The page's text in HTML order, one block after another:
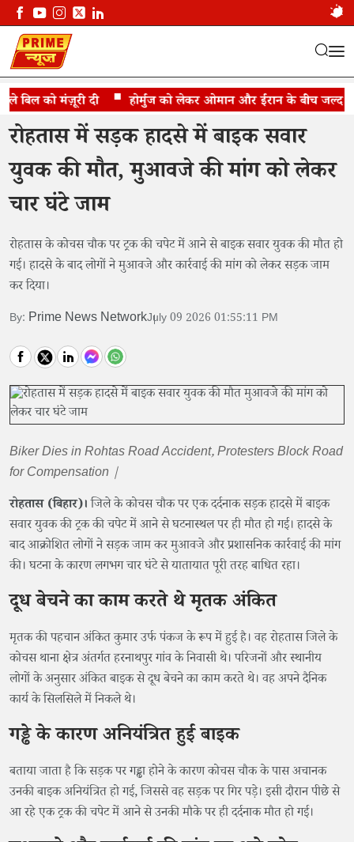
को मंज़ूरी दी होर्मुज को लेकर ओमान और ईरान के बीच जल्द
सड़क हादसे में बाइक सवार युवक की मौत
रोहतास में सड़क हादसे में बाइक सवार
युवक की मौत, मुआवजे की मांग को लेकर
चार घंटे जाम
रोहतास के कोचस चौक पर ट्रक की चपेट में आने से बाइक सवार युवक की मौत हो
गई। हादसे के बाद लोगों ने मुआवजे और कार्रवाई की मांग को लेकर सड़क जाम
कर दिया।
By: Prime News NetworkJuly 09 2026 01:55:11 PM
Biker Dies in Rohtas Road Accident, Protesters Block Road
for Compensation |
रोहतास (बिहार)।जिले के कोचस चौक पर एक दर्दनाक सड़क हादसे में बाइक
सवार युवक की ट्रक की चपेट में आने से घटनास्थल पर ही मौत हो गई। हादसे के
बाद आक्रोशित लोगों ने सड़क जाम कर मुआवजे और प्रशासनिक कार्रवाई की मांग
की। घटना के कारण लगभग चार घंटे से यातायात पूरी तरह बाधित रहा।
दूध बेचने का काम करते थे मृतक अंकित
मृतक की पहचान अंकित कुमार उर्फ पंकज के रूप में हुई है। वह रोहतास जिले के
कोचस थाना क्षेत्र अंतर्गत हरनाथपुर गांव के निवासी थे। परिजनों और स्थानीय
लोगों के अनुसार अंकित बाइक से दूध बेचने का काम करते थे। वह अपने दैनिक
कार्य के सिलसिले में निकले थे।
गड्ढे के कारण अनियंत्रित हुई बाइक
बताया जाता है कि सड़क पर गड्ढा होने के कारण कोचस चौक के पास अचानक
उनकी बाइक अनियंत्रित हो गई, जिससे वह सड़क पर गिर पड़े। इसी दौरान पीछे से
आ रहे एक ट्रक की चपेट में आने से उनकी मौके पर ही दर्दनाक मौत हो गई।